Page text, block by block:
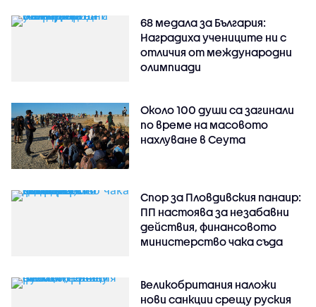
68 медала за България:
Наградиха учениците ни с
отличия от международни
олимпиади
Около 100 души са загинали
по време на масовото
нахлуване в Сеута
Спор за Пловдивския панаир:
ПП настоява за незабавни
действия, финансовото
министерство чака съда
Великобритания наложи
нови санкции срещу руския